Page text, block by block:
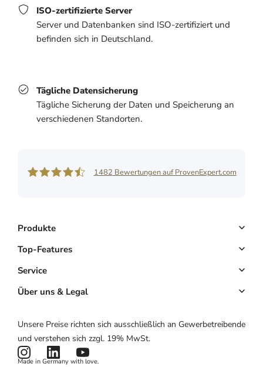
ISO-zertifizierte Server
Server und Datenbanken sind ISO-zertifiziert und
befinden sich in Deutschland.
Tägliche Datensicherung
Tägliche Sicherung der Daten und Speicherung an
verschiedenen Standorten.
1482 Bewertungen auf ProvenExpert.com
Produkte
Buchungssystem
Kassensystem
Komplettlösung
Hardware
Preise
Top-Features
Online-Terminbuchung
Kundenmanagement
Zahlungen
Kartenlesegerät
Service
Key Account
Potenzialrechner
Über uns & Legal
Impressum
AGB
Unsere Preise richten sich ausschließlich an Gewerbetreibende
und verstehen sich zzgl. 19% MwSt.
Made in Germany with love.